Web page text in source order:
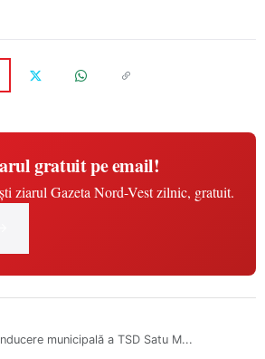
gratuit pe email!
ziarul Gazeta Nord-Vest zilnic, gratuit.
municipală a TSD Satu M...